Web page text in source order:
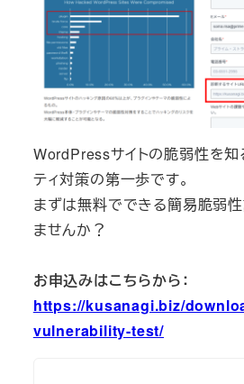
WordPressサイトの脆弱性を知
ティ対策の第一歩です。
まずは無料でできる簡易脆弱
ませんか？
お申込みはこちらから：
https://kusanagi.biz/
vulnerability-test/